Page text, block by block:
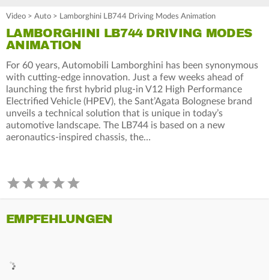
Video > Auto > Lamborghini LB744 Driving Modes Animation
LAMBORGHINI LB744 DRIVING MODES
ANIMATION
For 60 years, Automobili Lamborghini has been synonymous
with cutting-edge innovation. Just a few weeks ahead of
launching the first hybrid plug-in V12 High Performance
Electrified Vehicle (HPEV), the Sant’Agata Bolognese brand
unveils a technical solution that is unique in today’s
automotive landscape. The LB744 is based on a new
aeronautics-inspired chassis, the…
EMPFEHLUNGEN